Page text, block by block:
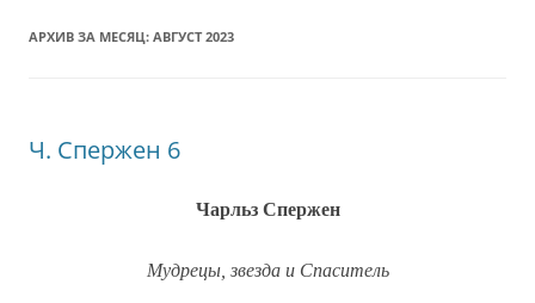
АРХИВ ЗА МЕСЯЦ: АВГУСТ 2023
Ч. Спержен 6
Чарльз Спержен
Мудрецы, звезда и Спаситель